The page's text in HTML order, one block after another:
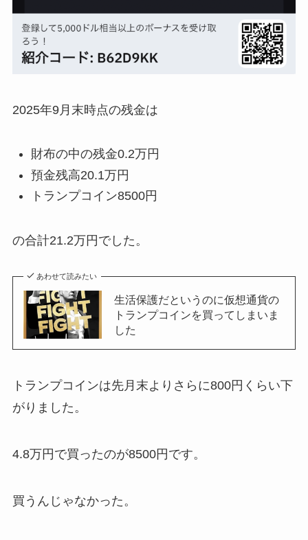
2025年9月末時点の残金は
財布の中の残金0.2万円
預金残高20.1万円
トランプコイン8500円
の合計21.2万円でした。
あわせて読みたい
生活保護だというのに仮想通貨の
トランプコインを買ってしまいま
した
トランプコインは先月末よりさらに800円くらい下
がりました。
4.8万円で買ったのが8500円です。
買うんじゃなかった。